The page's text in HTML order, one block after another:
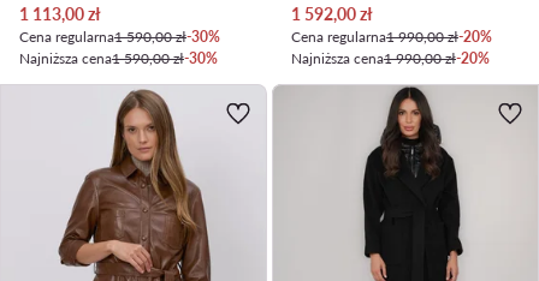
Aktualna cena
1 113,00zł
Cena regularna1 590,00 zł-30%
Najniższa cena1 590,00 zł-30%
Aktualna cena
1 592,00zł
Cena regularna1 990,00 zł-20%
Najniższa cena1 990,00 zł-20%